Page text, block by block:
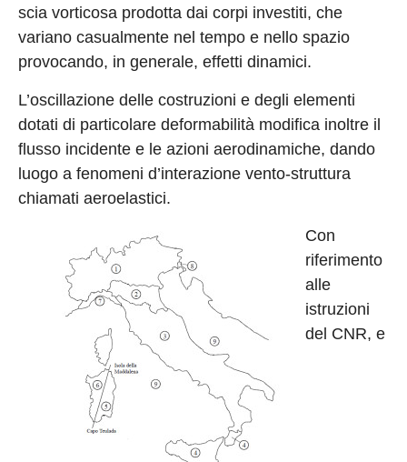
scia vorticosa prodotta dai corpi investiti, che
variano casualmente nel tempo e nello spazio
provocando, in generale, effetti dinamici.
L’oscillazione delle costruzioni e degli elementi
dotati di particolare deformabilità modifica inoltre il
flusso incidente e le azioni aerodinamiche, dando
luogo a fenomeni d’interazione vento-struttura
chiamati aeroelastici.
Con
riferimento
alle
istruzioni
del CNR, e